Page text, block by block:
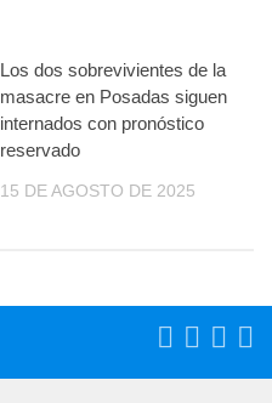
Los dos sobrevivientes de la
masacre en Posadas siguen
internados con pronóstico
reservado
15 DE AGOSTO DE 2025